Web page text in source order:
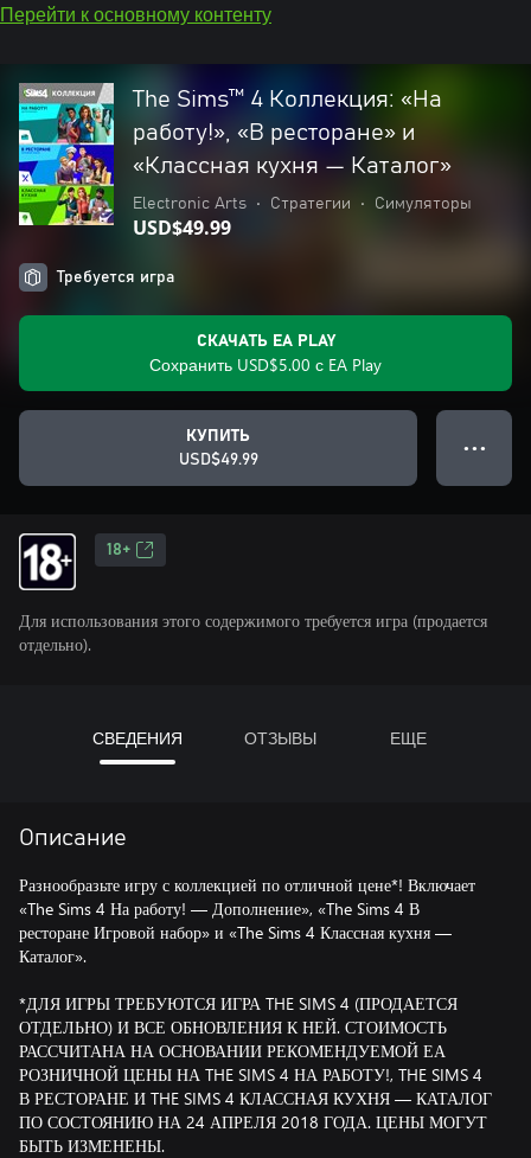
Перейти к основному контенту
The Sims™ 4 Коллекция: «На
работу!», «В ресторане» и
«Классная кухня — Каталог»
Electronic Arts • Стратегии • Симуляторы
USD$49.99
Требуется игра
СКАЧАТЬ EA PLAY
Сохранить USD$5.00 с EA Play
КУПИТЬ
USD$49.99
● ● ●
18+
Для использования этого содержимого требуется игра (продается
отдельно).
СВЕДЕНИЯ ОТЗЫВЫ ЕЩЕ
Описание
Разнообразьте игру с коллекцией по отличной цене*! Включает
«The Sims 4 На работу! — Дополнение», «The Sims 4 В
ресторане Игровой набор» и «The Sims 4 Классная кухня —
Каталог».
*ДЛЯ ИГРЫ ТРЕБУЮТСЯ ИГРА THE SIMS 4 (ПРОДАЕТСЯ
ОТДЕЛЬНО) И ВСЕ ОБНОВЛЕНИЯ К НЕЙ. СТОИМОСТЬ
РАССЧИТАНА НА ОСНОВАНИИ РЕКОМЕНДУЕМОЙ ЕА
РОЗНИЧНОЙ ЦЕНЫ НА THE SIMS 4 НА РАБОТУ!, THE SIMS 4
В РЕСТОРАНЕ И THE SIMS 4 КЛАССНАЯ КУХНЯ — КАТАЛОГ
ПО СОСТОЯНИЮ НА 24 АПРЕЛЯ 2018 ГОДА. ЦЕНЫ МОГУТ
БЫТЬ ИЗМЕНЕНЫ.